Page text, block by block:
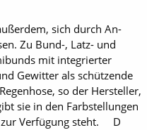
sich durch An-
Zu Bund-, Latz- und
mit integrierter
Gewitter als schützende
so der Hersteller,
sie in den Farbstellungen
zur Verfügung steht. D